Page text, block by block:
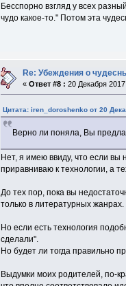
Бесспорно взгляд у всех
чудо какое-то." Потом эта
Re: Убеждения о
«Ответ #8 : 20 Декабря
Цитата: iren_doroshenko от 20
Верно ли поняла, Вы
Нет, я имею ввиду, что если
приравниваю к технологии, а
До тех пор, пока вы
только в литературных
Но если есть технология
сделали".
Но будет ли тогда правильно
Выдумки моих родителей, по-